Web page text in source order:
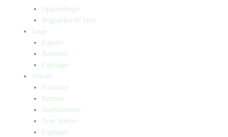
Opgavebøger
Bogpakker til børn
Unge
Fantasy
Romaner
Fagbøger
Voksne
Romance
Krimier
Skønlitteratur
True Stories
Fagbøger